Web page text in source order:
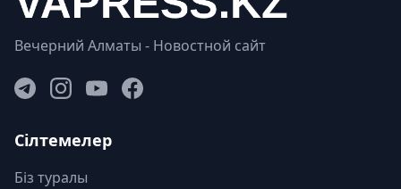
Вечерний Алматы - Новостной сайт
Сілтемелер
Біз туралы